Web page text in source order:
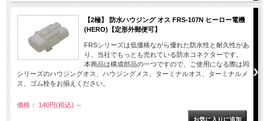
【2極】 防水ハウジング オス FRS-107N ヒーロー電機
(HERO)【定形外郵便可】
FRSシリーズは低価格ながら優れた防水性と耐久性があ
り、当社でもっとも売れている防水コネクターです。
本商品は構成部品の一つですので、ご使用になる際は同
シリーズのハウジングオス、ハウジングメス、ターミナルオス、ターミナルメ
ス、ゴム栓をお揃えください。
価格： 140円(税込) ～